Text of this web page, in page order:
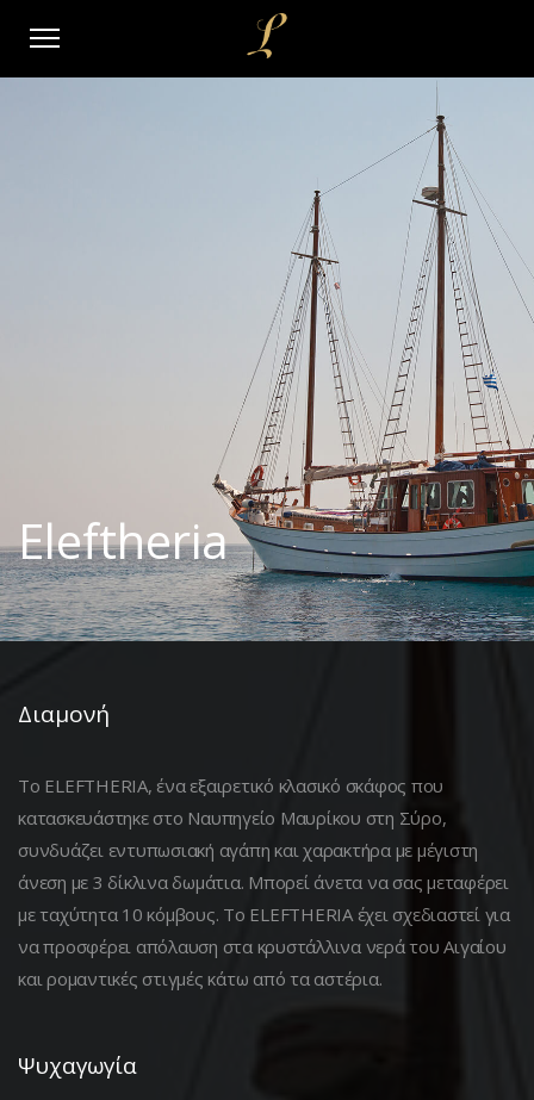
Eleftheria
Διαμονή
Το ELEFTHERIA, ένα εξαιρετικό κλασικό σκάφος που
κατασκευάστηκε στο Ναυπηγείο Μαυρίκου στη Σύρο,
συνδυάζει εντυπωσιακή αγάπη και χαρακτήρα με μέγιστη
άνεση με 3 δίκλινα δωμάτια. Μπορεί άνετα να σας μεταφέρει
με ταχύτητα 10 κόμβους. Το ELEFTHERIA έχει σχεδιαστεί για
να προσφέρει απόλαυση στα κρυστάλλινα νερά του Αιγαίου
και ρομαντικές στιγμές κάτω από τα αστέρια.
Ψυχαγωγία